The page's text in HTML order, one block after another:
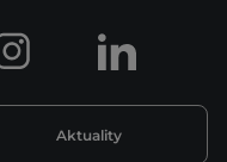
Aktuality
Instagram LinkedIn